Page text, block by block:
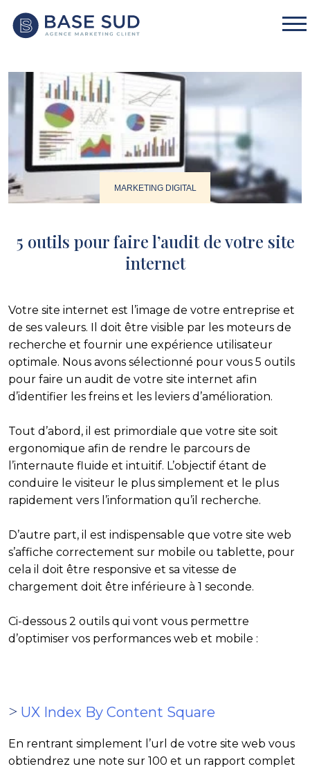
MARKETING DIGITAL
5 outils pour faire l’audit de votre site
internet
Votre site internet est l’image de votre entreprise et
de ses valeurs. Il doit être visible par les moteurs de
recherche et fournir une expérience utilisateur
optimale. Nous avons sélectionné pour vous 5 outils
pour faire un audit de votre site internet afin
d’identifier les freins et les leviers d’amélioration.
Tout d’abord, il est primordiale que votre site soit
ergonomique afin de rendre le parcours de
l’internaute fluide et intuitif. L’objectif étant de
conduire le visiteur le plus simplement et le plus
rapidement vers l’information qu’il recherche.
D’autre part, il est indispensable que votre site web
s’affiche correctement sur mobile ou tablette, pour
cela il doit être responsive et sa vitesse de
chargement doit être inférieure à 1 seconde.
Ci-dessous 2 outils qui vont vous permettre
d’optimiser vos performances web et mobile :
> UX Index By Content Square
En rentrant simplement l’url de votre site web vous
obtiendrez une note sur 100 et un rapport complet